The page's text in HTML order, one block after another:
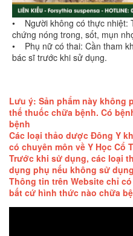
• Người không có thực nhiệt:
chứng nóng trong, sốt, mụn
• Phụ nữ có thai: Cần tham
bác sĩ trước khi sử dụng.
Lưu ý: Sản phẩm này không
thế thuốc chữa bệnh. Có
bệnh
Các loại thảo dược Đông Y
có chuyên môn về Y Học Cổ
Trước khi sử dụng, các loại
dụng phụ nếu không sử
Thông tin trên Website chỉ
bất cứ hình thức nào chữa